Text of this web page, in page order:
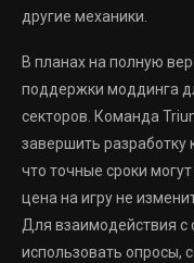
другие механики.
В планах на полную
поддержки моддинга
секторов. Команда
завершить разработку
что точные сроки
цена на игру не
Для взаимодействия
использовать опросы,